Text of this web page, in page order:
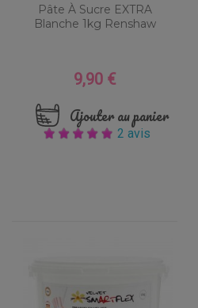
Pâte À Sucre EXTRA
Blanche 1kg Renshaw
Prix
9,90 €
Ajouter au panier
2 avis